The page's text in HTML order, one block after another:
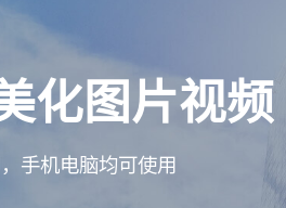
化图片视频
手机电脑均可使用